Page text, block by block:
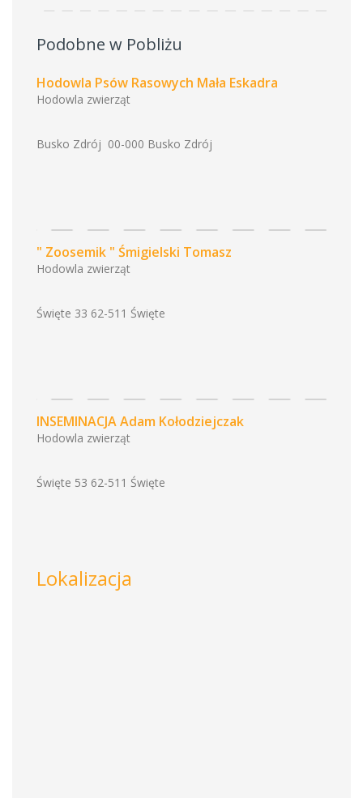
Podobne w Pobliżu
Hodowla Psów Rasowych Mała Eskadra
Hodowla zwierząt
Busko Zdrój 00-000 Busko Zdrój
" Zoosemik " Śmigielski Tomasz
Hodowla zwierząt
Święte 33 62-511 Święte
INSEMINACJA Adam Kołodziejczak
Hodowla zwierząt
Święte 53 62-511 Święte
Lokalizacja